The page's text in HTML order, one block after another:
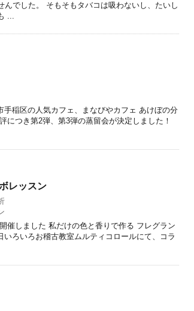
んでした。 そもそもタバコは吸わないし、たいし
...
稲区の人気カフェ、まなびやカフェ あけぼの分
につき第2弾、第3弾の蒸留会が決定しました！
レッスン
催しました 私だけの色と香りで作る フレグラン
ろいろお稽古教室ムルティコロールにて、コラ